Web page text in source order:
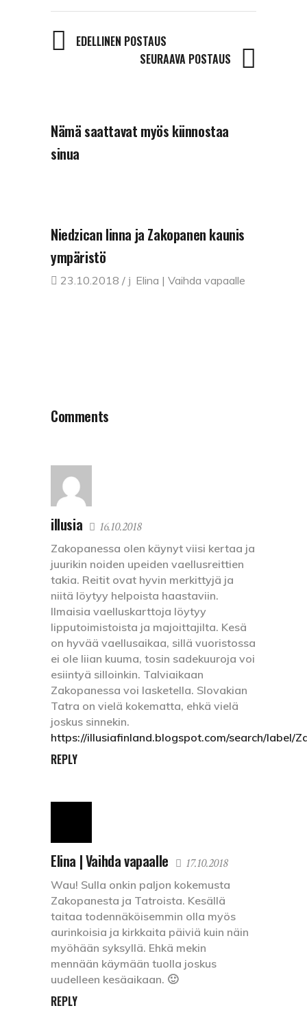
EDELLINEN POSTAUS
SEURAAVA POSTAUS
Nämä saattavat myös kiinnostaa
sinua
Niedzican linna ja Zakopanen kaunis
ympäristö
23.10.2018 Elina | Vaihda vapaalle
Comments
illusia 16.10.2018
Zakopanessa olen käynyt viisi kertaa ja
juurikin noiden upeiden vaellusreittien
takia. Reitit ovat hyvin merkittyjä ja
niitä löytyy helpoista haastaviin.
Ilmaisia vaelluskarttoja löytyy
lipputoimistoista ja majoittajilta. Kesä
on hyvää vaellusaikaa, sillä vuoristossa
ei ole liian kuuma, tosin sadekuuroja voi
esiintyä silloinkin. Talviaikaan
Zakopanessa voi lasketella. Slovakian
Tatra on vielä kokematta, ehkä vielä
joskus sinnekin.
https://illusiafinland.blogspot.com/search/label/
REPLY
Elina | Vaihda vapaalle 17.10.2018
Wau! Sulla onkin paljon kokemusta
Zakopanesta ja Tatroista. Kesällä
taitaa todennäköisemmin olla myös
aurinkoisia ja kirkkaita päiviä kuin näin
myöhään syksyllä. Ehkä mekin
mennään käymään tuolla joskus
uudelleen kesäaikaan. 🙂
REPLY